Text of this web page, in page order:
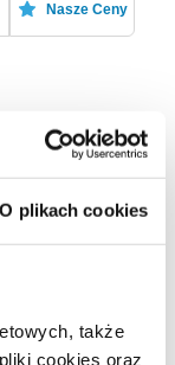
O plikach cookies
także
cookies oraz
Nasze Ceny
Sortuj
stronie